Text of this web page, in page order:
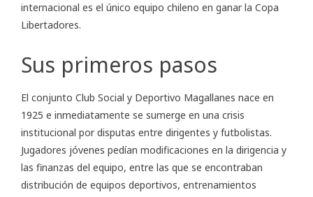
internacional es el único equipo chileno en ganar la Copa
Libertadores.
Sus primeros pasos
El conjunto Club Social y Deportivo Magallanes nace en
1925 e inmediatamente se sumerge en una crisis
institucional por disputas entre dirigentes y futbolistas.
Jugadores jóvenes pedían modificaciones en la dirigencia y
las finanzas del equipo, entre las que se encontraban
distribución de equipos deportivos, entrenamientos